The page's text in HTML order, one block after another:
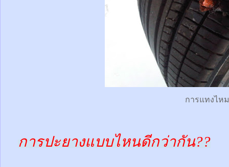
การแทงไหม
การปะยางแบบไหนดีกว่ากัน??